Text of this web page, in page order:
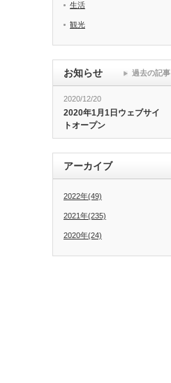
生活
観光
お知らせ
2020/12/20
2020年1月1日ウェブサイ
トオープン
過去の記事
アーカイブ
2022年(49)
2021年(235)
2020年(24)